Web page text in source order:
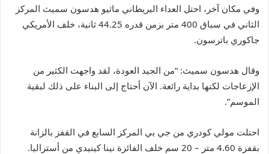
وفي مكان آخر، احتل العداء البريطاني ماثيو هدسون سميث المركز
الثاني في سباق 400 متر بزمن قدره 44.25 ثانية، خلف الأمريكي
جاكوري باترسون.
وقال هدسون سميث: “من الجيد العودة، لقد واجهت الكثير من
الإزعاجات لكنها بداية رائعة. الآن أحتاج إلى البناء على ذلك لبقية
الموسم”.
احتلت مولي كودري من جي بي المركز السابع في القفز بالزانة
بقفزة 4.60 متر – 20 سم خلف الفائزة نينا كينيدي من أستراليا.